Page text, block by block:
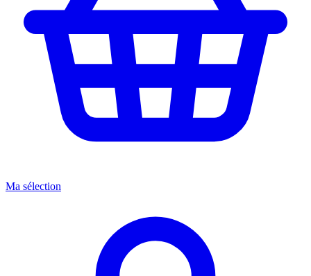
Ma sélection